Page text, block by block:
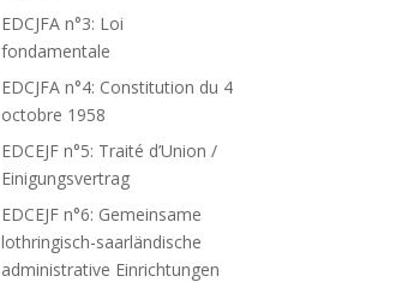
EDCJFA n°3: Loi
fondamentale
EDCJFA n°4: Constitution du 4
octobre 1958
EDCEJF n°5: Traité d’Union /
Einigungsvertrag
EDCEJF n°6: Gemeinsame
lothringisch-saarländische
administrative Einrichtungen